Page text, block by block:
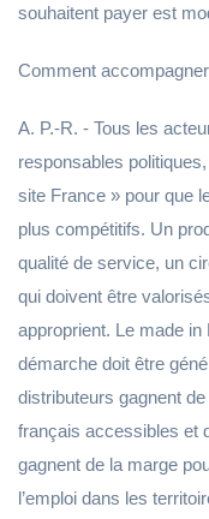
souhaitent payer est
Comment
A. P.-R. - Tous les
responsables
site France » pour que
plus compétitifs. Un
qualité de service, un
qui doivent être
approprient. Le made in
démarche doit être
distributeurs gagnent
français accessibles et
gagnent de la marge
l’emploi dans les